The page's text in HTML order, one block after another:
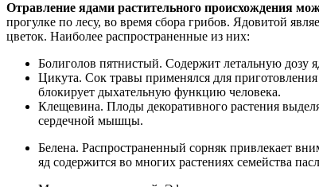
Отравление ядами растительного происхождения
прогулке по лесу, во время сбора грибов. Ядовитой
цветок. Наиболее распространенные из них:
Болиголов пятнистый. Содержит летальную дозу
Цикута. Сок травы применялся для
блокирует дыхательную функцию человека.
Клещевина. Плоды декоративного растения
сердечной мышцы.
Белена. Распространенный сорняк привлекает
яд содержится во многих растениях семейства